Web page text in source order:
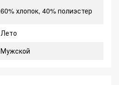
60% хлопок, 40% полиэстер
Лето
Мужской